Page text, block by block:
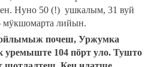
Нуно 50 (!) ушкалым, 31 вуй
лийын.
почеш, Уржумка
104 пӧрт уло. Тушто